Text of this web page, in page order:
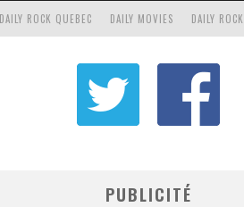
DAILY ROCK
DAILY MOVIES
DAILY ROCK QUEBEC
PUBLICITÉ